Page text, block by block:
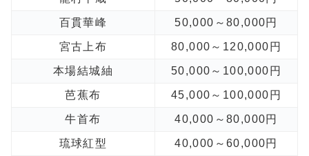
百貫華峰 50,000～80,000円
宮古上布 80,000～120,000円
本場結城紬 50,000～100,000円
芭蕉布 45,000～100,000円
牛首布 40,000～80,000円
琉球紅型 40,000～60,000円